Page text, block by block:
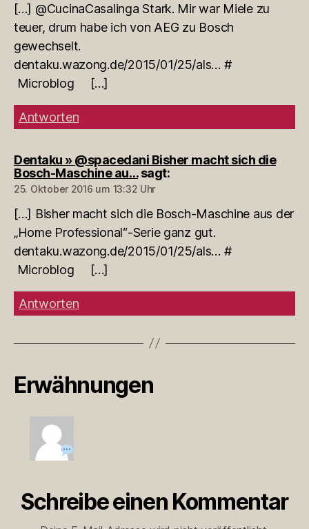
[…] @CucinaCasalinga Stark. Mir war Miele zu
teuer, drum habe ich von AEG zu Bosch
gewechselt.
dentaku.wazong.de/2015/01/25/als… #
Microblog […]
Antworten
Dentaku » @spacedani Bisher macht sich die
Bosch-Maschine au… sagt:
25. Oktober 2016 um 13:32 Uhr
[…] Bisher macht sich die Bosch-Maschine aus der
„Home Professional“-Serie ganz gut.
dentaku.wazong.de/2015/01/25/als… #
Microblog […]
Antworten
Erwähnungen
Schreibe einen Kommentar